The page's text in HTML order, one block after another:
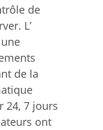
de
L’
de la
24, 7 jours
ont